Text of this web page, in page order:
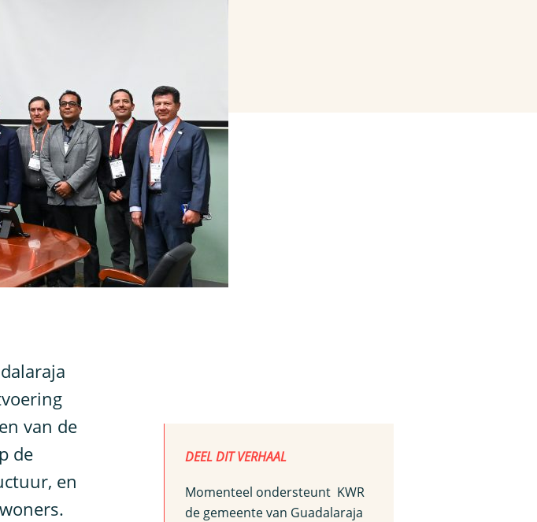
van de
de
en
DEEL DIT VERHAAL
Momenteel ondersteunt KWR
de gemeente van Guadalaraja